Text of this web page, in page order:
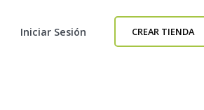
Iniciar Sesión CREAR TIENDA